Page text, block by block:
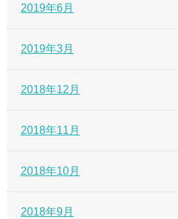
2019年6月
2019年3月
2018年12月
2018年11月
2018年10月
2018年9月